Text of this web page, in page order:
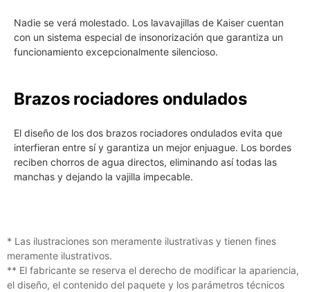
Nadie se verá molestado. Los lavavajillas de Kaiser cuentan
con un sistema especial de insonorización que garantiza un
funcionamiento excepcionalmente silencioso.
Brazos rociadores ondulados
El diseño de los dos brazos rociadores ondulados evita que
interfieran entre sí y garantiza un mejor enjuague. Los bordes
reciben chorros de agua directos, eliminando así todas las
manchas y dejando la vajilla impecable.
* Las ilustraciones son meramente ilustrativas y tienen fines
meramente ilustrativos.
** El fabricante se reserva el derecho de modificar la apariencia,
el diseño, el contenido del paquete y los parámetros técnicos